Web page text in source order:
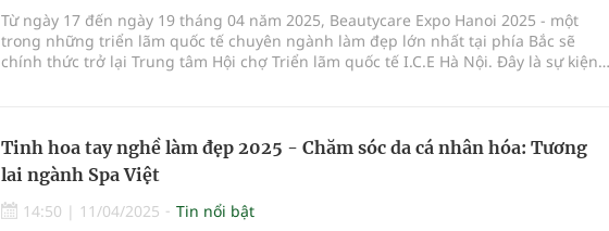
Từ ngày 17 đến ngày 19 tháng 04 năm 2025, Beautycare Expo Hanoi 2025 - một
trong những triển lãm quốc tế chuyên ngành làm đẹp lớn nhất tại phía Bắc sẽ
chính thức trở lại Trung tâm Hội chợ Triển lãm quốc tế I.C.E Hà Nội. Đây là sự kiện
Tinh hoa tay nghề làm đẹp 2025 - Chăm sóc da cá nhân hóa: Tương
lai ngành Spa Việt
14:50 | 11/04/2025
Tin nổi bật